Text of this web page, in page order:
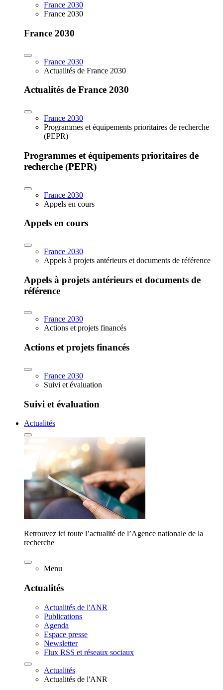
France 2030
France 2030
France 2030
France 2030
Actualités de France 2030
Actualités de France 2030
France 2030
Programmes et équipements prioritaires de recherche
(PEPR)
Programmes et équipements prioritaires de
recherche (PEPR)
France 2030
Appels en cours
Appels en cours
France 2030
Appels à projets antérieurs et documents de référence
Appels à projets antérieurs et documents de
référence
France 2030
Actions et projets financés
Actions et projets financés
France 2030
Suivi et évaluation
Suivi et évaluation
Actualités
Retrouvez ici toute l’actualité de l’Agence nationale de la
recherche
Menu
Actualités
Actualités de l'ANR
Publications
Agenda
Espace presse
Newsletter
Flux RSS et réseaux sociaux
Actualités
Actualités de l'ANR